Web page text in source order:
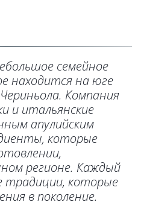
семейное
находится на юге
Компания
и итальянские
апулийским
которые
регионе. Каждый
традиции, которые
в поколение.